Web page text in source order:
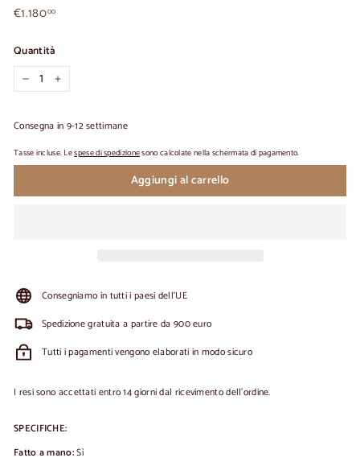
Prezzo
normale
€1.18000€1.180,00
Quantità
+
Consegna in 9-12 settimane
Tasse incluse. Lespese di spedizionesono calcolate nella schermata di pagamento.
Aggiungi al carrello
Consegniamo in tutti i paesi dell'UE
Spedizione gratuita a partire da 900 euro
Tutti i pagamenti vengono elaborati in modo sicuro
I resi sono accettati entro 14 giorni dal ricevimento dell'ordine.
SPECIFICHE:
Fatto a mano:Sì